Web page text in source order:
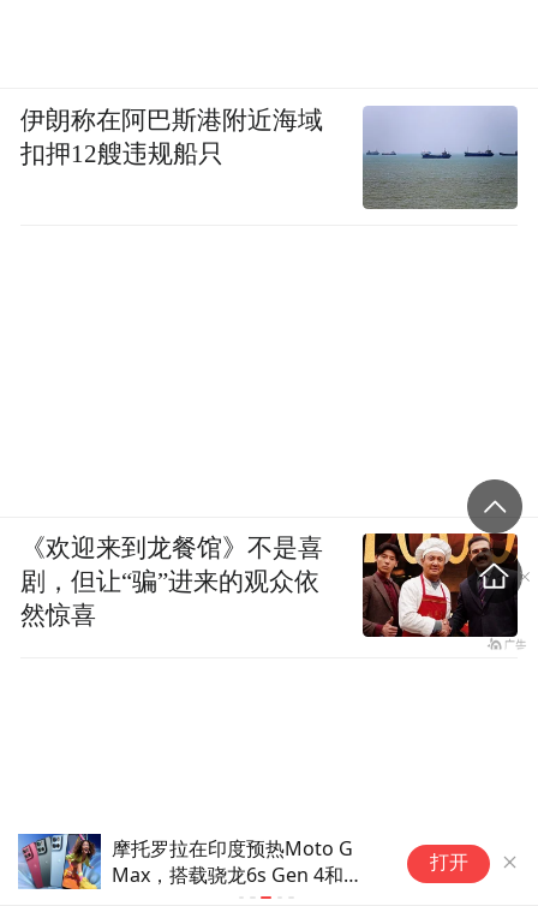
G
4和
苹果客服回应删除接入千问手
册：目前并没有收到新项目发布
通知
打开
伊朗称在阿巴斯港附近海域
扣押12艘违规船只
《欢迎来到龙餐馆》不是喜
剧，但让“骗”进来的观众依
然惊喜